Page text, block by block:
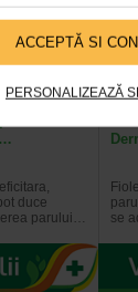
ACCEPTĂ SI
PERSONALIZEAZĂ
duce
parului…
se